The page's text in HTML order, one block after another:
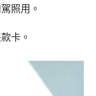
照用。
卡。